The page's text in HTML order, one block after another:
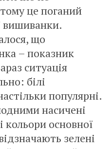
це поганий
вишиванки.
що
– показник
ситуація
білі
популярні.
насичені
кольори основної
зелені